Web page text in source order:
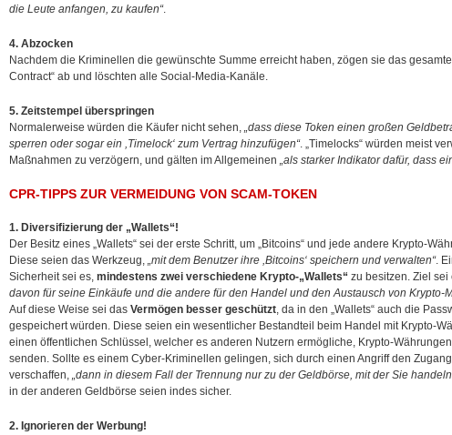
die Leute anfangen, zu kaufen“.
4. Abzocken
Nachdem die Kriminellen die gewünschte Summe erreicht haben, zögen sie das
Contract“ ab und löschten alle Social-Media-Kanäle.
5. Zeitstempel überspringen
Normalerweise würden die Käufer nicht sehen, „dass diese Token einen großen
sperren oder sogar ein ,Timelock‘ zum Vertrag hinzufügen“. „Timelocks“ würden meist
Maßnahmen zu verzögern, und gälten im Allgemeinen „als starker Indikator dafür, dass
CPR-TIPPS ZUR VERMEIDUNG VON SCAM-TOKEN
1. Diversifizierung der „Wallets“!
Der Besitz eines „Wallets“ sei der erste Schritt, um „Bitcoins“ und jede andere Krypto-
Diese seien das Werkzeug, „mit dem Benutzer ihre ,Bitcoins‘ speichern und verwalten“.
Sicherheit sei es, mindestens zwei verschiedene Krypto-„Wallets“ zu besitzen. Ziel sei
davon für seine Einkäufe und die andere für den Handel und den Austausch von Krypto-
Auf diese Weise sei das Vermögen besser geschützt, da in den „Wallets“ auch die
gespeichert würden. Diese seien ein wesentlicher Bestandteil beim Handel mit Krypto-
einen öffentlichen Schlüssel, welcher es anderen Nutzern ermögliche, Krypto-
senden. Sollte es einem Cyber-Kriminellen gelingen, sich durch einen Angriff den
verschaffen, „dann in diesem Fall der Trennung nur zu der Geldbörse, mit der Sie
in der anderen Geldbörse seien indes sicher.
2. Ignorieren der Werbung!